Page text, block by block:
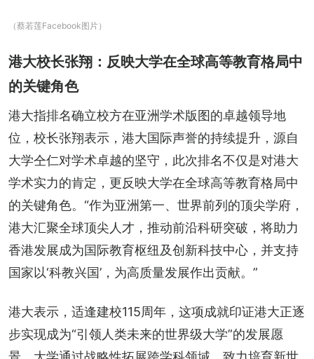
（蔡若莲Facebook图片）
港大校长张翔：反映大学在全球高等教育格局中
的关键角色
港大指排名确立校方在亚洲学术版图的卓越领导地
位，校长张翔表示，港大国际声誉的持续提升，源自
大学仝仁对学术卓越的坚守，此次排名不仅是对港大
学术实力的肯定，更反映大学在全球高等教育格局中
的关键角色。“作为亚洲第一、世界前列的顶尖学府，
港大汇聚全球顶尖人才，推动前沿科研突破，将助力
香港发展成为国际教育枢纽及创新科技中心，并支持
国家以‘科教兴国’，为高质量发展作出贡献。”
港大表示，适逢建校115周年，这项成就印证港大正逐
步实现成为“引领人类未来的世界级大学”的发展愿